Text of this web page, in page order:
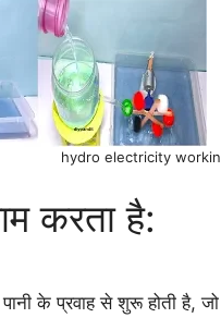
hydro electricity
करता है:
पानी के प्रवाह से शुरू होती है,